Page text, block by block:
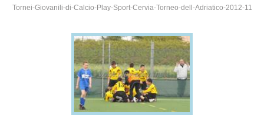
Tornei-Giovanili-di-Calcio-Play-Sport-Cervia-Torneo-dell-Adriatico-2012-11